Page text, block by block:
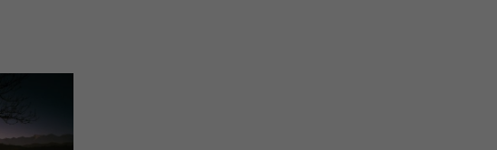
czy nadużycia,
maksymalnie odpowiadać Twoim